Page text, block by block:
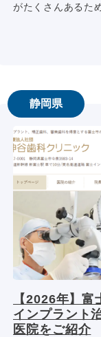
がたくさんあるた
静岡県
【2026年】
インプラント
医院をご紹介